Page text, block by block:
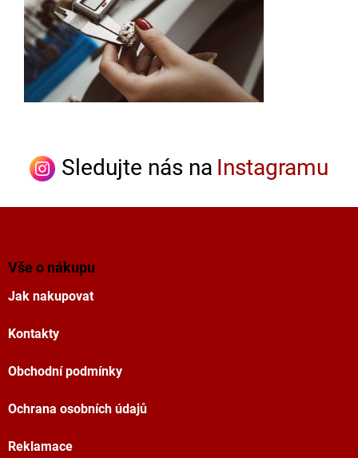
Sledujte nás na Instagramu
Vše o nákupu
Jak nakupovat
Kontakty
Obchodní podmínky
Ochrana osobních údajů
Reklamace